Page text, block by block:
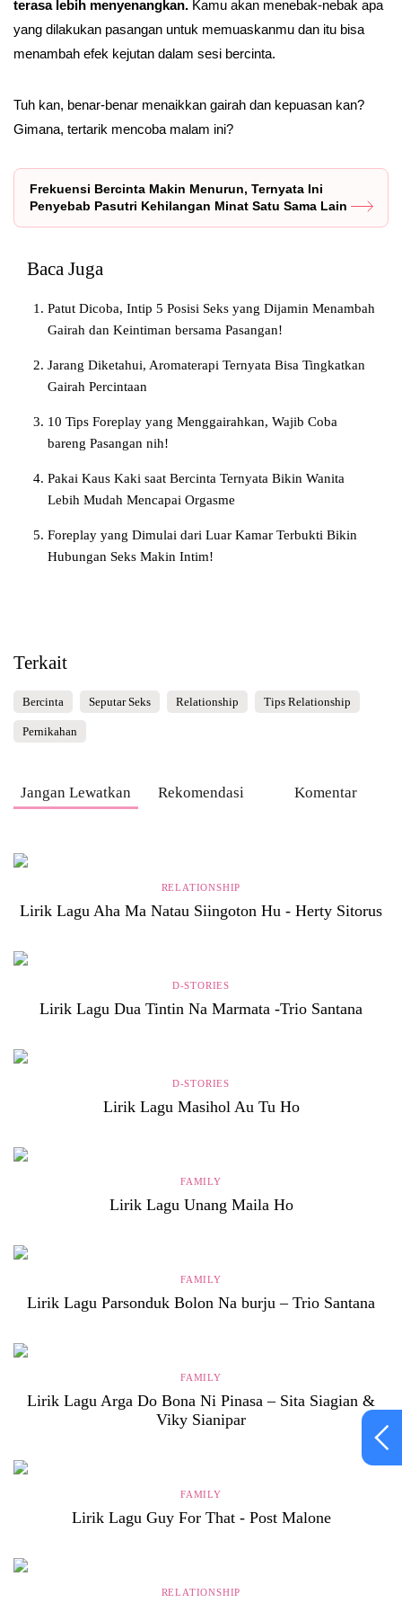
terasa lebih menyenangkan. Kamu akan menebak-nebak apa
yang dilakukan pasangan untuk memuaskanmu dan itu bisa
menambah efek kejutan dalam sesi bercinta.
Tuh kan, benar-benar menaikkan gairah dan kepuasan kan?
Gimana, tertarik mencoba malam ini?
Frekuensi Bercinta Makin Menurun, Ternyata Ini
Penyebab Pasutri Kehilangan Minat Satu Sama Lain
Baca Juga
Patut Dicoba, Intip 5 Posisi Seks yang Dijamin Menambah
Gairah dan Keintiman bersama Pasangan!
Jarang Diketahui, Aromaterapi Ternyata Bisa Tingkatkan
Gairah Percintaan
10 Tips Foreplay yang Menggairahkan, Wajib Coba
bareng Pasangan nih!
Pakai Kaus Kaki saat Bercinta Ternyata Bikin Wanita
Lebih Mudah Mencapai Orgasme
Foreplay yang Dimulai dari Luar Kamar Terbukti Bikin
Hubungan Seks Makin Intim!
Terkait
Bercinta Seputar Seks Relationship Tips Relationship
Pernikahan
Jangan Lewatkan Rekomendasi Komentar
RELATIONSHIP
Lirik Lagu Aha Ma Natau Siingoton Hu - Herty Sitorus
D-STORIES
Lirik Lagu Dua Tintin Na Marmata -Trio Santana
D-STORIES
Lirik Lagu Masihol Au Tu Ho
FAMILY
Lirik Lagu Unang Maila Ho
FAMILY
Lirik Lagu Parsonduk Bolon Na burju – Trio Santana
FAMILY
Lirik Lagu Arga Do Bona Ni Pinasa – Sita Siagian &
Viky Sianipar
FAMILY
Lirik Lagu Guy For That - Post Malone
RELATIONSHIP
18+
Peringatan Konten